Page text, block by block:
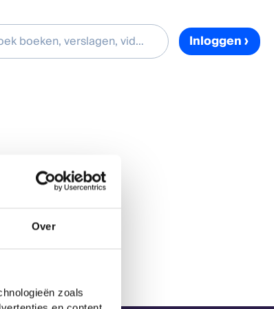
Over
zoals
Inloggen